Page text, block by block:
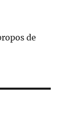
de